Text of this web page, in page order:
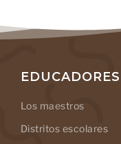
EDUCADORES
Los maestros
Distritos escolares